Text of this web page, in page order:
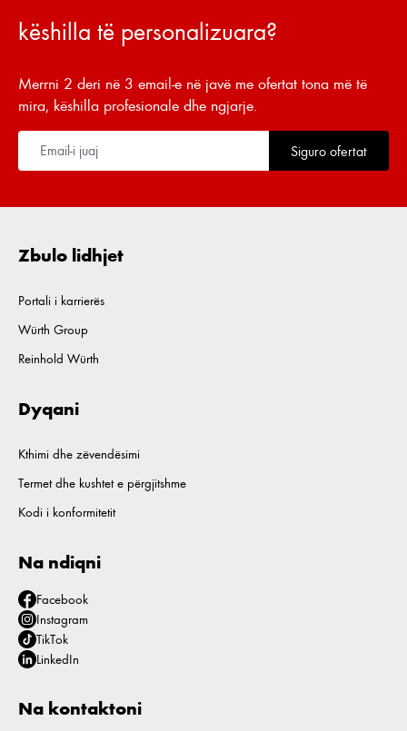
këshilla të personalizuara?
Merrni 2 deri në 3 email-e në javë me ofertat tona më të
mira, këshilla profesionale dhe ngjarje.
Siguro ofertat
Zbulo lidhjet
Portali i karrierës
Würth Group
Reinhold Würth
Dyqani
Kthimi dhe zëvendësimi
Termet dhe kushtet e përgjitshme
Kodi i konformitetit
Na ndiqni
Facebook
Instagram
TikTok
LinkedIn
Na kontaktoni